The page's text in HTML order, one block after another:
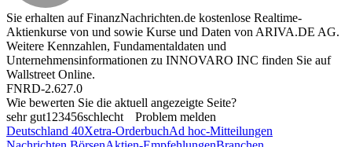
Sie erhalten auf FinanzNachrichten.de kostenlose Realtime-
Aktienkurse von und sowie Kurse und Daten von ARIVA.DE AG.
Weitere Kennzahlen, Fundamentaldaten und
Unternehmensinformationen zu INNOVARO INC finden Sie auf
Wallstreet Online.
FNRD-2.627.0
Wie bewerten Sie die aktuell angezeigte Seite?
sehr gut1 23456schlecht
Problem melden
Deutschland 40Xetra-OrderbuchAd hoc-Mitteilungen